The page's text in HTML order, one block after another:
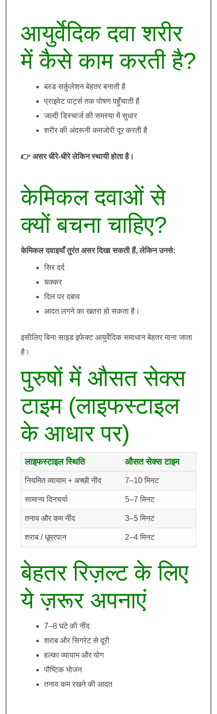
आयुर्वेदिक दवा शरीर
में कैसे काम करती है?
ब्लड सर्कुलेशन बेहतर बनाती है
प्राइवेट पार्ट्स तक पोषण पहुँचाती है
जल्दी डिस्चार्ज की समस्या में सुधार
शरीर की अंदरूनी कमजोरी दूर करती है
👉 असर धीरे-धीरे लेकिन स्थायी होता है।
केमिकल दवाओं से
क्यों बचना चाहिए?
केमिकल दवाइयाँ तुरंत असर दिखा सकती हैं, लेकिन उनसे:
सिर दर्द
चक्कर
दिल पर दबाव
आदत लगने का खतरा हो सकता है।
इसीलिए बिना साइड इफेक्ट आयुर्वेदिक समाधान बेहतर माना जाता
है।
पुरुषों में औसत सेक्स
टाइम (लाइफस्टाइल
के आधार पर)
लाइफस्टाइल स्थिति औसत सेक्स टाइम
नियमित व्यायाम + अच्छी नींद 7–10 मिनट
सामान्य दिनचर्या 5–7 मिनट
तनाव और कम नींद 3–5 मिनट
शराब / धूम्रपान 2–4 मिनट
बेहतर रिज़ल्ट के लिए
ये ज़रूर अपनाएं
7–8 घंटे की नींद
शराब और सिगरेट से दूरी
हल्का व्यायाम और योग
पौष्टिक भोजन
तनाव कम रखने की आदत